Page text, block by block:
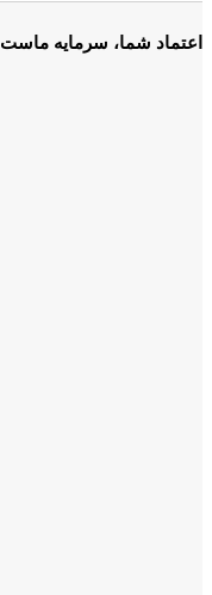
اعتماد شما، سرمایه ماست